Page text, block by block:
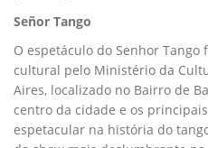
Señor Tango
O espetáculo do Senhor
cultural pelo Ministério da
Aires, localizado no Bairro de
centro da cidade e os
espetacular na história do